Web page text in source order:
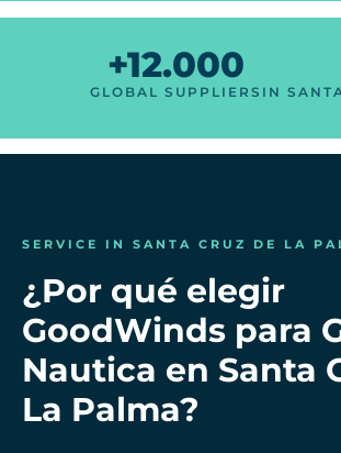
+12.000
GLOBAL SUPPLIERS IN
SERVICE IN SANTA CRUZ DE LA
¿Por qué elegir
GoodWinds para
Nautica en Santa
La Palma?